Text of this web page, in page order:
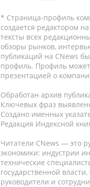
* Страница-профиль
создается редактором
тексты всех
обзоры рынков,
публикаций на CNews
профиль. Профиль
презентацией о
Обработан архив
Ключевых фраз
Создано именных
Редакция Индексной
Читатели CNews — это
экономики: индустрии
технические
государственной
руководители и